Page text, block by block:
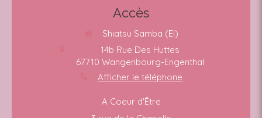
Accès
Shiatsu Samba (EI)
14b Rue Des Huttes
67710 Wangenbourg-Engenthal
Afficher le téléphone
A Coeur d'Être